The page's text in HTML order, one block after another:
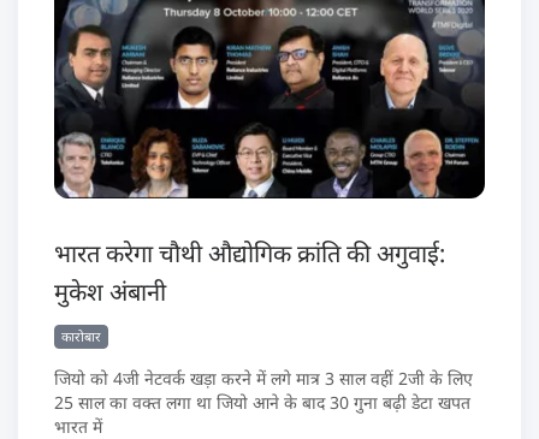
भारत करेगा चौथी औद्योगिक क्रांति की अगुवाई:
मुकेश अंबानी
कारोबार
जियो को 4जी नेटवर्क खड़ा करने में लगे मात्र 3 साल वहीं 2जी के लिए
25 साल का वक्त लगा था जियो आने के बाद 30 गुना बढ़ी डेटा खपत
भारत में